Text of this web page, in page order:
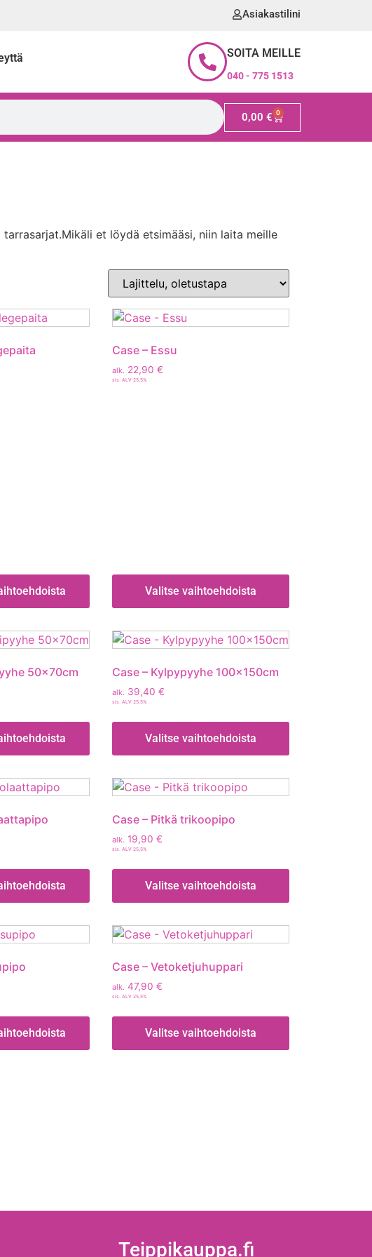
Asiakastilini
SOITA MEILLE
040 - 775 1513
0,00 € 0
et löydä etsimääsi, niin laita meille
Case – Essu
alk. 22,90 €
sis. ALV 25,5%
Valitse vaihtoehdoista
50x70cm Case – Kylpypyyhe 100x150cm
alk. 39,40 €
sis. ALV 25,5%
Valitse vaihtoehdoista
Case – Pitkä trikoopipo
alk. 19,90 €
sis. ALV 25,5%
Valitse vaihtoehdoista
Case – Vetoketjuhuppari
alk. 47,90 €
sis. ALV 25,5%
Valitse vaihtoehdoista
Teippikauppa.fi